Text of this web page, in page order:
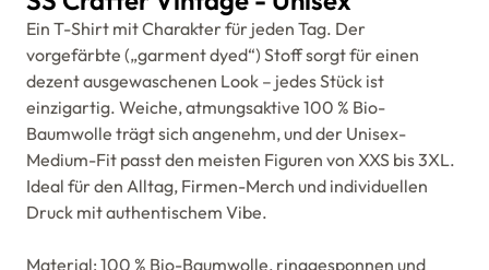
Ein T-Shirt mit Charakter für jeden Tag. Der
vorgefärbte („garment dyed“) Stoff sorgt für einen
dezent ausgewaschenen Look – jedes Stück ist
einzigartig. Weiche, atmungsaktive 100 % Bio-
Baumwolle trägt sich angenehm, und der Unisex-
Medium-Fit passt den meisten Figuren von XXS bis 3XL.
Ideal für den Alltag, Firmen-Merch und individuellen
Druck mit authentischem Vibe.
Material: 100 % Bio-Baumwolle, ringgesponnen und